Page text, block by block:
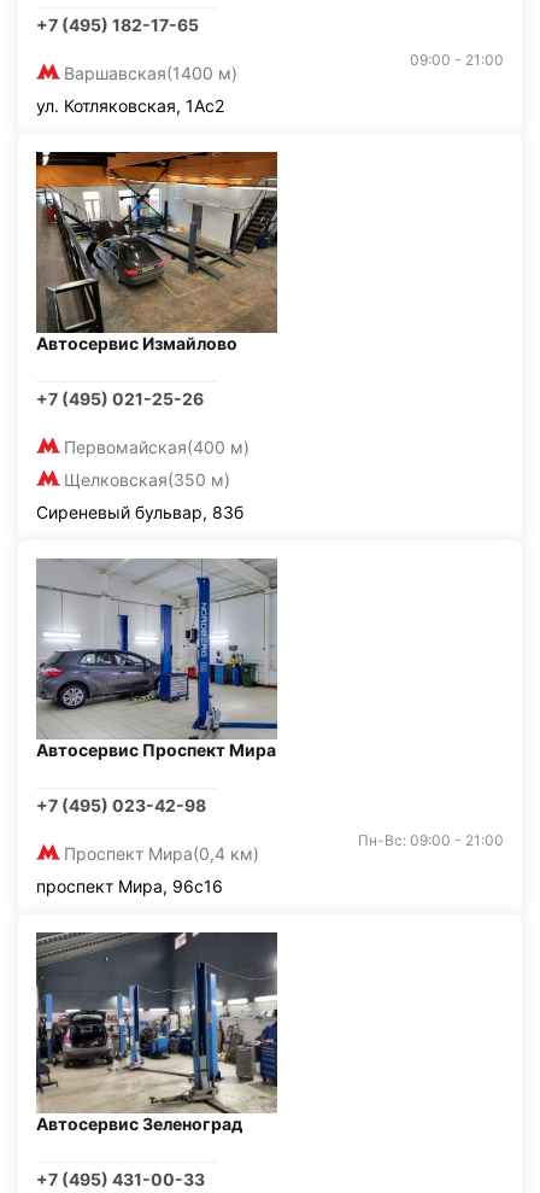
+7 (495) 182-17-65
Варшавская(1400 м)
09:00 - 21:00
ул. Котляковская, 1Ас2
Автосервис Измайлово
+7 (495) 021-25-26
Первомайская(400 м)
Щелковская(350 м)
Сиреневый бульвар, 83б
Автосервис Проспект Мира
+7 (495) 023-42-98
Проспект Мира(0,4 км)
Пн-Вс: 09:00 - 21:00
проспект Мира, 96с16
Автосервис Зеленоград
+7 (495) 431-00-33